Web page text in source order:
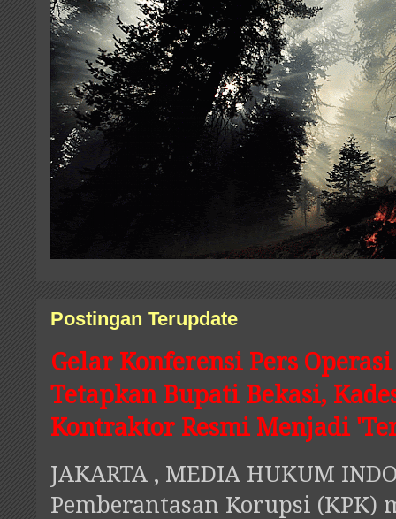
Postingan Terupdate
Gelar Konferensi Pers
Tetapkan Bupati Bekasi,
Kontraktor Resmi Menjadi
JAKARTA , MEDIA HUKUM
Pemberantasan Korupsi (KPK)